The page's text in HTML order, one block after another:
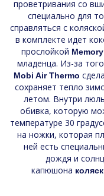
проветривания со
специально для
справляться с
в комплекте идет
прослойкой
младенца. Из-за
Mobi Air Thermo
сохраняет тепло
летом. Внутри
обивка, которую
температуре 30
на ножки, которая
ней есть
дождя и
капюшона